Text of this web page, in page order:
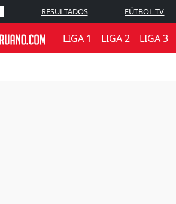
RESULTADOS FÚTBOL TV
LIGA 1 LIGA 2 LIGA 3